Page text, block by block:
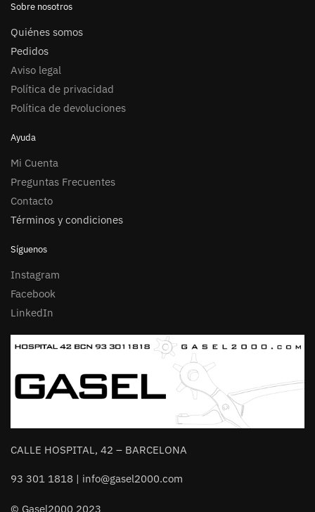
Sobre nosotros
Quiénes somos
Pedidos
Aviso legal
Política de privacidad
Política de devoluciones
Ayuda
Mi Cuenta
Preguntas Frecuentes
Contacto
Términos y condiciones
Síguenos
Instagram
Facebook
LinkedIn
CALLE HOSPITAL, 42 – BARCELONA
93 301 1818 | info@gasel2000.com
© Gasel2000 2023